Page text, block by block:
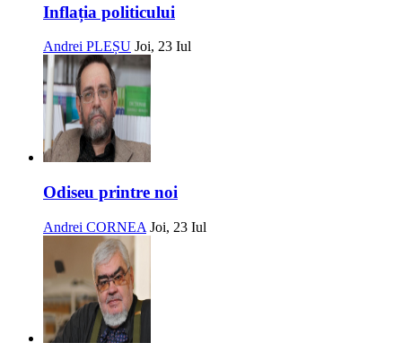
Inflația politicului
Andrei PLEȘU Joi, 23 Iul
Odiseu printre noi
Andrei CORNEA Joi, 23 Iul